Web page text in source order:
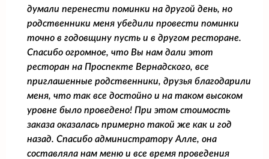
думали перенести поминки на другой день, но
родственники меня убедили провести поминки
точно в годовщину пусть и в другом ресторане.
Спасибо огромное, что Вы нам дали этот
ресторан на Проспекте Вернадского, все
приглашенные родственники, друзья благодарили
меня, что так все достойно и на таком высоком
уровне было проведено! При этом стоимость
заказа оказалась примерно такой же как и год
назад. Спасибо администратору Алле, она
составляла нам меню и все время проведения